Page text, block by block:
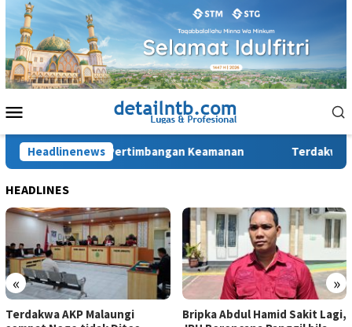
Loncat
konten
Mobile
Headlinenews
di Brimob Pertimbangan Keamanan Terdakwa
HEADLINES
« »
Terdakwa AKP Malaungi
Bripka Abdul Hamid Sakit Lagi,